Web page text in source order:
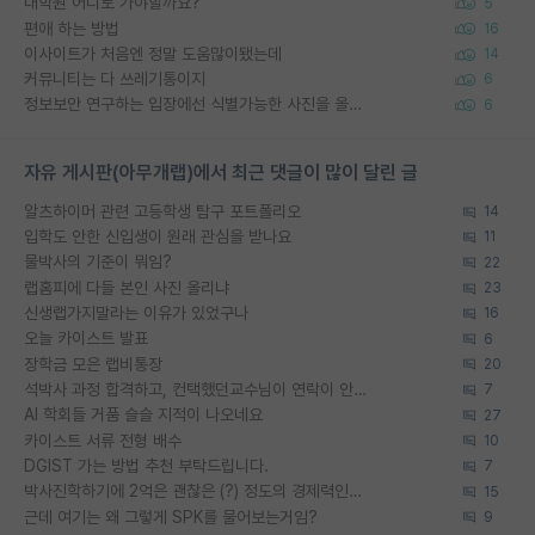
편애 하는 방법 16
이사이트가 처음엔 정말 도움많이됐는데 14
커뮤니티는 다 쓰레기통이지 6
정보보안 연구하는 입장에선 식별가능한 사진을 올리는건 비추이긴함 6
자유 게시판(아무개랩)에서 최근 댓글이 많이 달린 글
알츠하이머 관련 고등학생 탐구 포트폴리오 14
입학도 안한 신입생이 원래 관심을 받나요 11
물박사의 기준이 뭐임? 22
랩홈피에 다들 본인 사진 올리냐 23
신생랩가지말라는 이유가 있었구나 16
오늘 카이스트 발표 6
장학금 모은 랩비통장 20
석박사 과정 합격하고, 컨택했던교수님이 연락이 안됩니다... 7
AI 학회들 거품 슬슬 지적이 나오네요 27
카이스트 서류 전형 배수 10
DGIST 가는 방법 추천 부탁드립니다. 7
박사진학하기에 2억은 괜찮은 (?) 정도의 경제력인가요 15
근데 여기는 왜 그렇게 SPK를 물어보는거임? 9